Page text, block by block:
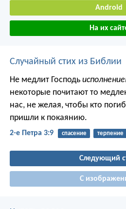
Android
На их
Случайный стих из Библии
Не медлит Господь
некоторые почитают то
нас, не желая, чтобы кто
пришли к покаянию.
2-е Петра 3:9 спасение терпение
Следующий
С